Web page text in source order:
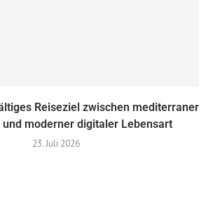
Reiseziel zwischen mediterraner
moderner digitaler Lebensart
23. Juli 2026